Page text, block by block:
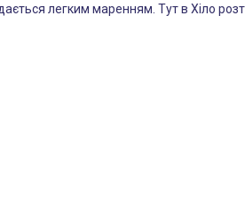
легким маренням. Тут в Хіло